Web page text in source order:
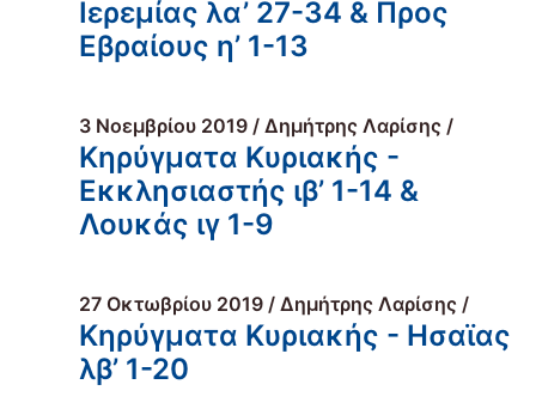
Ιερεμίας λα’ 27-34 & Προς
Εβραίους η’ 1-13
3 Νοεμβρίου 2019 / Δημήτρης Λαρίσης /
Κηρύγματα Κυριακής -
Εκκλησιαστής ιβ’ 1-14 &
Λουκάς ιγ 1-9
27 Οκτωβρίου 2019 / Δημήτρης Λαρίσης /
Κηρύγματα Κυριακής - Ησαϊας
λβ’ 1-20